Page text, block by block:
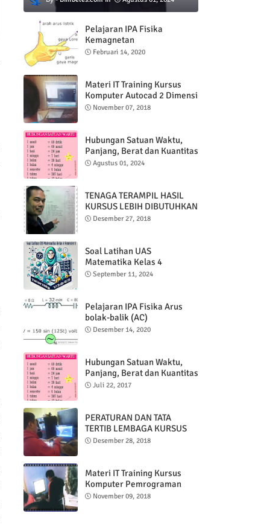
Pelajaran IPA Fisika
Kemagnetan
Februari 14, 2020
Materi IT Training Kursus
Komputer Autocad 2 Dimensi
November 07, 2018
Hubungan Satuan Waktu,
Panjang, Berat dan Kuantitas
Agustus 01, 2024
TENAGA TERAMPIL HASIL
KURSUS LEBIH DIBUTUHKAN
DARI LULUSAN SARJANA
Desember 27, 2018
Soal Latihan UAS
Matematika Kelas 4
Semester 1
September 11, 2024
Pelajaran IPA Fisika Arus
bolak-balik (AC)
Desember 14, 2020
Hubungan Satuan Waktu,
Panjang, Berat dan Kuantitas
Juli 22, 2017
PERATURAN DAN TATA
TERTIB LEMBAGA KURSUS
KOMPUTER DAN BAHASA
Desember 28, 2018
Materi IT Training Kursus
Komputer Pemrograman
Dreamweaver
November 09, 2018